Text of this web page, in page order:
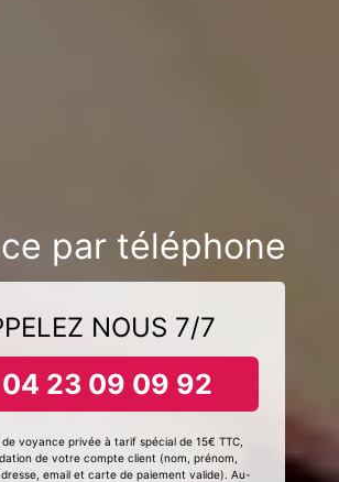
par téléphone
NOUS 7/7
23 09 09 92
voyance privée à tarif spécial de 15€ TTC,
de votre compte client (nom, prénom,
email et carte de paiement valide). Au-